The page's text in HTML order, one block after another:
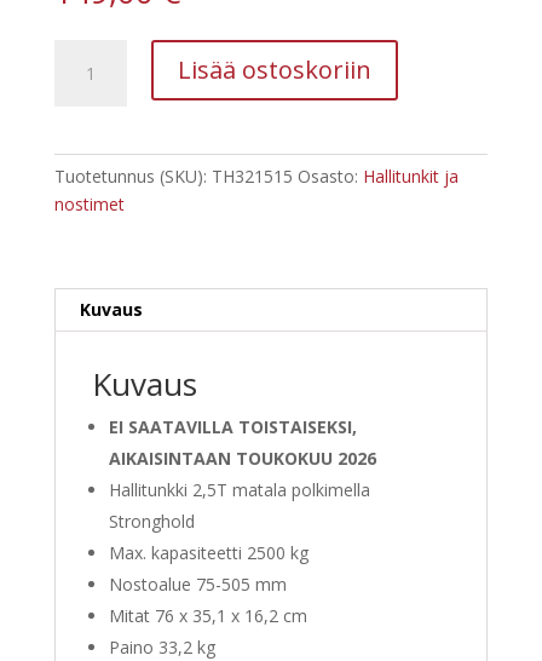
Lisää ostoskoriin
Tuotetunnus (SKU): TH321515 Osasto: Hallitunkit ja
nostimet
Kuvaus
Kuvaus
EI SAATAVILLA TOISTAISEKSI,
AIKAISINTAAN TOUKOKUU 2026
Hallitunkki 2,5T matala polkimella
Stronghold
Max. kapasiteetti 2500 kg
Nostoalue 75-505 mm
Mitat 76 x 35,1 x 16,2 cm
Paino 33,2 kg